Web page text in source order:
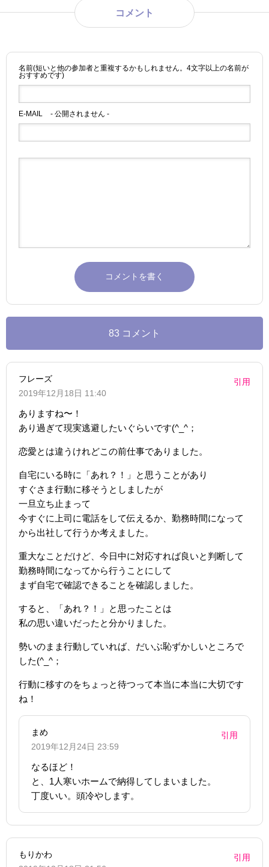
コメント
名前(短いと他の参加者と重複するかもしれません。4文字以上の名前が
おすすめです)
E-MAIL - 公開されません -
83 コメント
フレーズ
2019年12月18日 11:40
引用
ありますね〜！
あり過ぎて現実逃避したいぐらいです(^_^；
恋愛とは違うけれどこの前仕事でありました。
自宅にいる時に「あれ？！」と思うことがあり
すぐさま行動に移そうとしましたが
一旦立ち止まって
今すぐに上司に電話をして伝えるか、勤務時間になって
から出社して行うか考えました。
重大なことだけど、今日中に対応すれば良いと判断して
勤務時間になってから行うことにして
まず自宅で確認できることを確認しました。
すると、「あれ？！」と思ったことは
私の思い違いだったと分かりました。
勢いのまま行動していれば、だいぶ恥ずかしいところで
した(^_^；
行動に移すのをちょっと待つって本当に本当に大切です
ね！
まめ
2019年12月24日 23:59
引用
なるほど！
と、1人寒いホームで納得してしまいました。
丁度いい。頭冷やします。
もりかわ
引用